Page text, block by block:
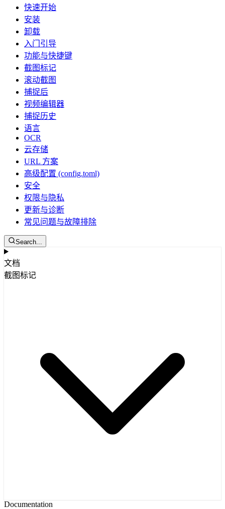
快速开始
安装
卸载
入门引导
功能与快捷键
截图标记
滚动截图
捕捉后
视频编辑器
捕捉历史
语言
OCR
云存储
URL 方案
高级配置 (config.toml)
安全
权限与隐私
更新与诊断
常见问题与故障排除
Search...
文档
截图标记
Documentation